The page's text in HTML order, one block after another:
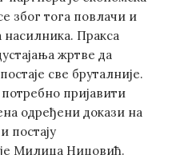
због тога повлачи и
насилника. Пракса
жртве да
све бруталније.
пријавити
одређени докази на
постају
Милица Ницовић.